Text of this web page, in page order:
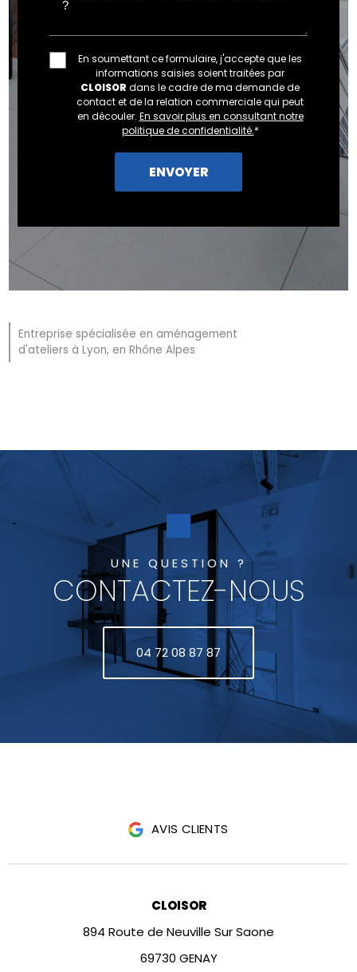
En soumettant ce formulaire, j'accepte que les
informations saisies soient traitées par
CLOISOR dans le cadre de ma demande de
contact et de la relation commerciale qui peut
en découler. En savoir plus en consultant notre
politique de confidentialité.*
Entreprise spécialisée en aménagement
d'ateliers à Lyon, en Rhône Alpes
UNE QUESTION ?
CONTACTEZ-NOUS
04 72 08 87 87
AVIS CLIENTS
CLOISOR
894 Route de Neuville Sur Saone
69730 GENAY